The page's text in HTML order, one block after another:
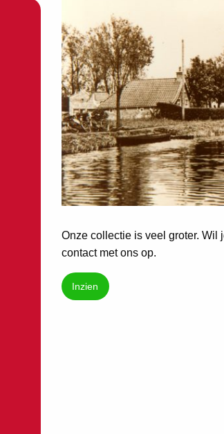
Onze collectie is veel groter. Wil
contact met ons op.
Inzien